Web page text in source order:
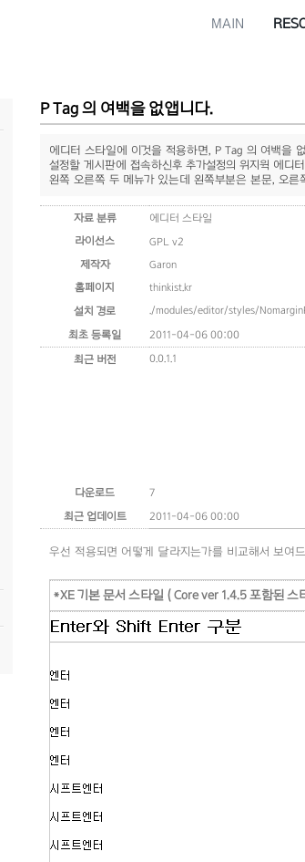
MAIN
P Tag 의 여백을 없앱니다.
에디터 스타일에 이것을 적용하면, P Tag 의 여백을
설정할 게시판에 접속하신후 추가설정의 위지윅 에디
왼쪽 오른쪽 두 메뉴가 있는데 왼쪽부분은 본문, 오
자료 분류 에디터 스타일
라이선스
GPL v2
제작자
Garon
홈페이지
thinkist.kr
설치 경로
./modules/editor/styles/
최초 등록일
2011-04-06 00:00
최근 버전
0.0.1.1
다운로드
7
최근 업데이트
2011-04-06 00:00
우선 적용되면 어떻게 달라지는가를 비교해서 보여
*XE 기본 문서 스타일 ( Core ver 1.4.5 포함된 스